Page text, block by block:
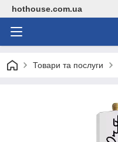
hothouse.com.ua
Товари та послуги